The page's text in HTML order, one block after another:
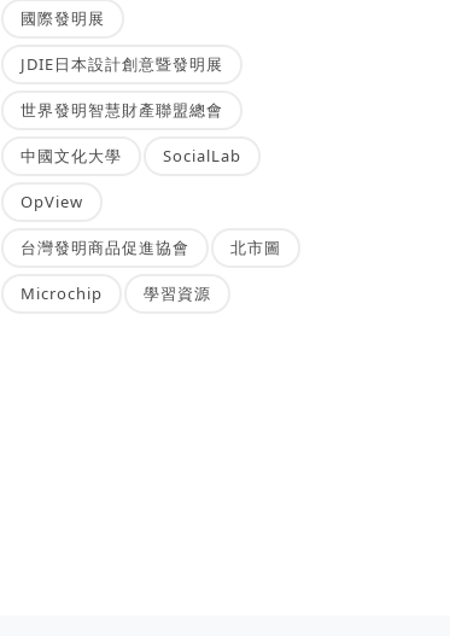
國際發明展
JDIE日本設計創意暨發明展
世界發明智慧財產聯盟總會
中國文化大學 SocialLab
OpView
台灣發明商品促進協會 北市圖
Microchip 學習資源